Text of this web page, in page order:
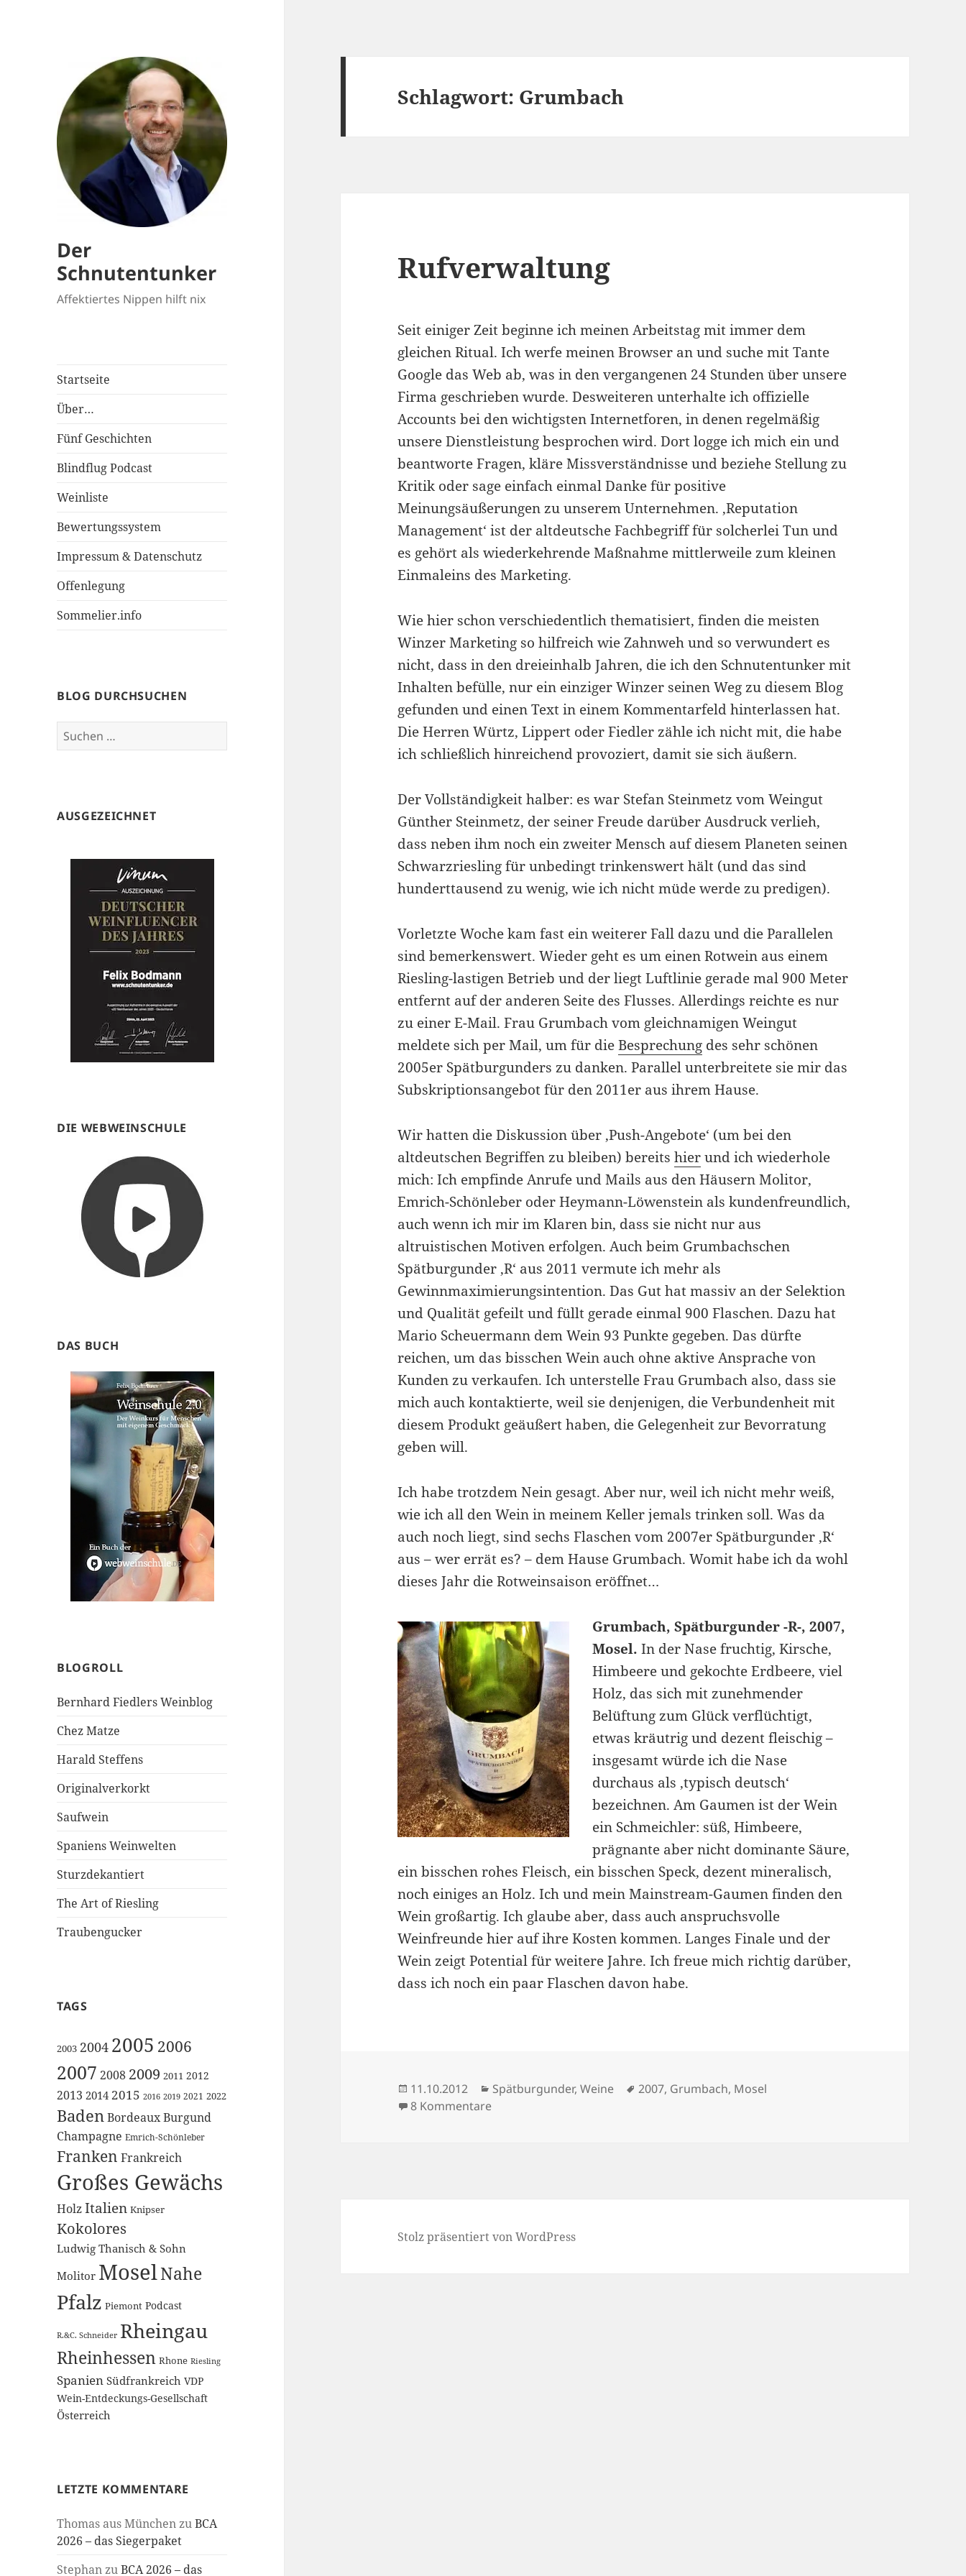
Der
Schnutentunker
Affektiertes Nippen hilft nix
Startseite
Über…
Fünf Geschichten
Blindflug Podcast
Weinliste
Bewertungssystem
Impressum & Datenschutz
Offenlegung
Sommelier.info
BLOG DURCHSUCHEN
Suchen
nach:
AUSGEZEICHNET
DIE WEBWEINSCHULE
DAS BUCH
BLOGROLL
Bernhard Fiedlers Weinblog
Chez Matze
Harald Steffens
Originalverkorkt
Saufwein
Spaniens Weinwelten
Sturzdekantiert
The Art of Riesling
Traubengucker
TAGS
2003 2004 2005 2006
2007 2008 2009 2011 2012
2013 2014 2015 2016 2019 2021 2022
Baden BordeauxBurgund
Champagne Emrich-Schönleber
Franken Frankreich
Großes Gewächs
HolzItalien Knipser
Kokolores
Ludwig Thanisch & Sohn
Molitor MoselNahe
Pfalz Piemont Podcast
R.&C. Schneider Rheingau
Rheinhessen Rhone Riesling
Spanien Südfrankreich VDP
Wein-Entdeckungs-Gesellschaft
Österreich
LETZTE KOMMENTARE
Thomas aus MünchenzuBCA
2026 – das Siegerpaket
StephanzuBCA 2026 – das
Schlagwort: Grumbach
Rufverwaltung
Seit einiger Zeit beginne ich meinen Arbeitstag mit immer dem
gleichen Ritual. Ich werfe meinen Browser an und suche mit Tante
Google das Web ab, was in den vergangenen 24 Stunden über unsere
Firma geschrieben wurde. Desweiteren unterhalte ich offizielle
Accounts bei den wichtigsten Internetforen, in denen regelmäßig
unsere Dienstleistung besprochen wird. Dort logge ich mich ein und
beantworte Fragen, kläre Missverständnisse und beziehe Stellung zu
Kritik oder sage einfach einmal Danke für positive
Meinungsäußerungen zu unserem Unternehmen. ,Reputation
Management‘ ist der altdeutsche Fachbegriff für solcherlei Tun und
es gehört als wiederkehrende Maßnahme mittlerweile zum kleinen
Einmaleins des Marketing.
Wie hier schon verschiedentlich thematisiert, finden die meisten
Winzer Marketing so hilfreich wie Zahnweh und so verwundert es
nicht, dass in den dreieinhalb Jahren, die ich den Schnutentunker mit
Inhalten befülle, nur ein einziger Winzer seinen Weg zu diesem Blog
gefunden und einen Text in einem Kommentarfeld hinterlassen hat.
Die Herren Würtz, Lippert oder Fiedler zähle ich nicht mit, die habe
ich schließlich hinreichend provoziert, damit sie sich äußern.
Der Vollständigkeit halber: es war Stefan Steinmetz vom Weingut
Günther Steinmetz, der seiner Freude darüber Ausdruck verlieh,
dass neben ihm noch ein zweiter Mensch auf diesem Planeten seinen
Schwarzriesling für unbedingt trinkenswert hält (und das sind
hunderttausend zu wenig, wie ich nicht müde werde zu predigen).
Vorletzte Woche kam fast ein weiterer Fall dazu und die Parallelen
sind bemerkenswert. Wieder geht es um einen Rotwein aus einem
Riesling-lastigen Betrieb und der liegt Luftlinie gerade mal 900 Meter
entfernt auf der anderen Seite des Flusses. Allerdings reichte es nur
zu einer E-Mail. Frau Grumbach vom gleichnamigen Weingut
meldete sich per Mail, um für dieBesprechung des sehr schönen
2005er Spätburgunders zu danken. Parallel unterbreitete sie mir das
Subskriptionsangebot für den 2011er aus ihrem Hause.
Wir hatten die Diskussion über ,Push-Angebote‘ (um bei den
altdeutschen Begriffen zu bleiben) bereitshierund ich wiederhole
mich: Ich empfinde Anrufe und Mails aus den Häusern Molitor,
Emrich-Schönleber oder Heymann-Löwenstein als kundenfreundlich,
auch wenn ich mir im Klaren bin, dass sie nicht nur aus
altruistischen Motiven erfolgen. Auch beim Grumbachschen
Spätburgunder ,R‘ aus 2011 vermute ich mehr als
Gewinnmaximierungsintention. Das Gut hat massiv an der Selektion
und Qualität gefeilt und füllt gerade einmal 900 Flaschen. Dazu hat
Mario Scheuermann dem Wein 93 Punkte gegeben. Das dürfte
reichen, um das bisschen Wein auch ohne aktive Ansprache von
Kunden zu verkaufen. Ich unterstelle Frau Grumbach also, dass sie
mich auch kontaktierte, weil sie denjenigen, die Verbundenheit mit
diesem Produkt geäußert haben, die Gelegenheit zur Bevorratung
geben will.
Ich habe trotzdem Nein gesagt. Aber nur, weil ich nicht mehr weiß,
wie ich all den Wein in meinem Keller jemals trinken soll. Was da
auch noch liegt, sind sechs Flaschen vom 2007er Spätburgunder ,R‘
aus – wer errät es? – dem Hause Grumbach. Womit habe ich da wohl
dieses Jahr die Rotweinsaison eröffnet…
Grumbach, Spätburgunder -R-, 2007,
Mosel. In der Nase fruchtig, Kirsche,
Himbeere und gekochte Erdbeere, viel
Holz, das sich mit zunehmender
Belüftung zum Glück verflüchtigt,
etwas kräutrig und dezent fleischig –
insgesamt würde ich die Nase
durchaus als ,typisch deutsch‘
bezeichnen. Am Gaumen ist der Wein
ein Schmeichler: süß, Himbeere,
prägnante aber nicht dominante Säure,
ein bisschen rohes Fleisch, ein bisschen Speck, dezent mineralisch,
noch einiges an Holz. Ich und mein Mainstream-Gaumen finden den
Wein großartig. Ich glaube aber, dass auch anspruchsvolle
Weinfreunde hier auf ihre Kosten kommen. Langes Finale und der
Wein zeigt Potential für weitere Jahre. Ich freue mich richtig darüber,
dass ich noch ein paar Flaschen davon habe.
Veröffentlicht
am
11.10.2012 Kategorien
Spätburgunder,Weine Schlagwörter
2007, Grumbach, Mosel
8 Kommentarezu Rufverwaltung
Stolz präsentiert von WordPress